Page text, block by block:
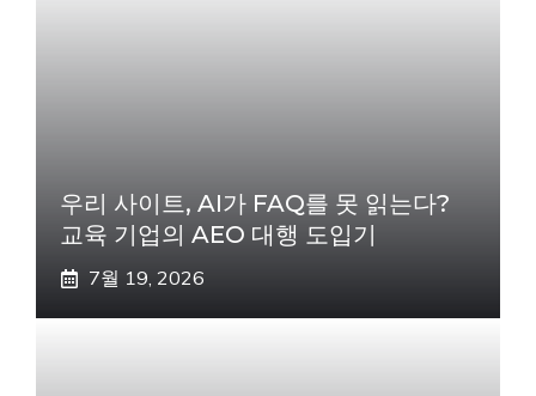
우리 사이트, AI가 FAQ를 못 읽는다?
교육 기업의 AEO 대행 도입기
7월 19, 2026